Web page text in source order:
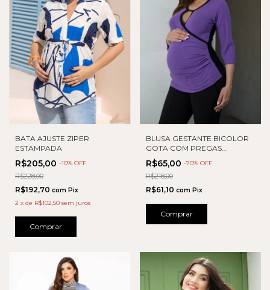
BATA AJUSTE ZIPER
ESTAMPADA
R$205,00 -10% OFF
R$228,00
R$192,70 com Pix
2 x de R$102,50 sem juros
Comprar
BLUSA GESTANTE BICOLOR
GOTA COM PREGAS
LATERAL
R$65,00 -70% OFF
R$218,00
R$61,10 com Pix
Comprar